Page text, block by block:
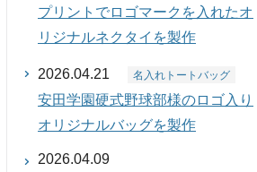
プリントでロゴマークを入れたオ
リジナルネクタイを製作
2026.04.21 名入れトートバッグ
安田学園硬式野球部様のロゴ入り
オリジナルバッグを製作
2026.04.09